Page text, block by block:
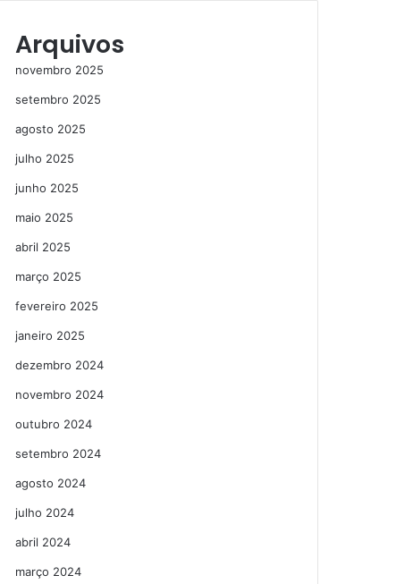
Arquivos
novembro 2025
setembro 2025
agosto 2025
julho 2025
junho 2025
maio 2025
abril 2025
março 2025
fevereiro 2025
janeiro 2025
dezembro 2024
novembro 2024
outubro 2024
setembro 2024
agosto 2024
julho 2024
abril 2024
março 2024